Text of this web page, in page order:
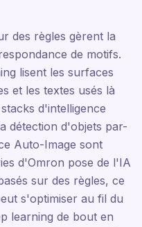
des règles gèrent la
de motifs.
lisent les surfaces
et les textes usés là
d'intelligence
détection d'objets par-
Auto-Image sont
d'Omron pose de l'IA
sur des règles, ce
s'optimiser au fil du
learning de bout en